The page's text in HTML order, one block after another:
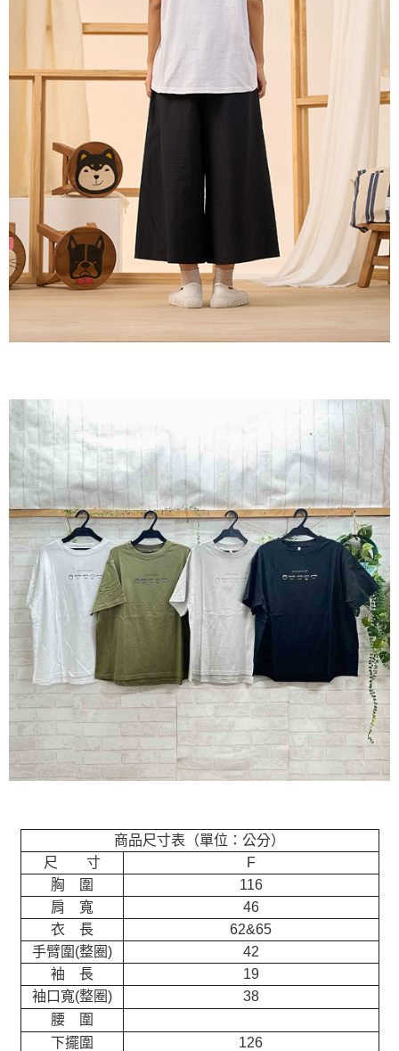
商品尺寸表（單位：公分）
尺 寸
F
胸 圍
116
肩 寬
46
衣 長
62&65
手臂圍(整圈)
42
袖 長
19
袖口寬(整圈)
38
腰 圍
下擺圍
126